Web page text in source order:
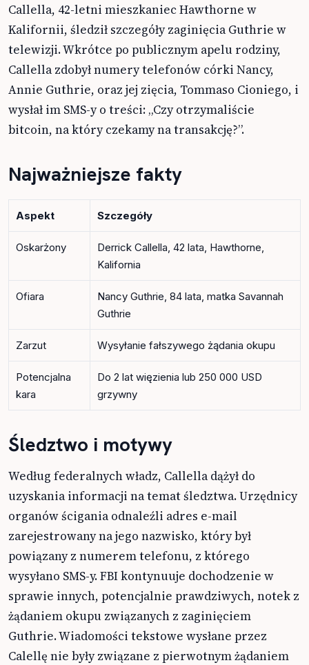
Callella, 42-letni mieszkaniec Hawthorne w
Kalifornii, śledził szczegóły zaginięcia Guthrie w
telewizji. Wkrótce po publicznym apelu rodziny,
Callella zdobył numery telefonów córki Nancy,
Annie Guthrie, oraz jej zięcia, Tommaso Cioniego, i
wysłał im SMS-y o treści: „Czy otrzymaliście
bitcoin, na który czekamy na transakcję?”.
Najważniejsze fakty
Aspekt Szczegóły
Oskarżony
Derrick Callella, 42 lata, Hawthorne,
Kalifornia
Ofiara
Nancy Guthrie, 84 lata, matka Savannah
Guthrie
Zarzut Wysyłanie fałszywego żądania okupu
Potencjalna
kara
Do 2 lat więzienia lub 250 000 USD
grzywny
Śledztwo i motywy
Według federalnych władz, Callella dążył do
uzyskania informacji na temat śledztwa. Urzędnicy
organów ścigania odnaleźli adres e-mail
zarejestrowany na jego nazwisko, który był
powiązany z numerem telefonu, z którego
wysyłano SMS-y. FBI kontynuuje dochodzenie w
sprawie innych, potencjalnie prawdziwych, notek z
żądaniem okupu związanych z zaginięciem
Guthrie. Wiadomości tekstowe wysłane przez
Calellę nie były związane z pierwotnym żądaniem